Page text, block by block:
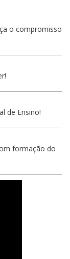
o compromisso
de Ensino!
formação do